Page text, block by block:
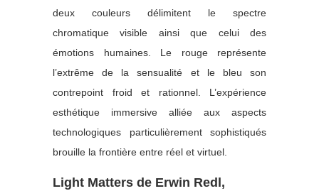
deux couleurs délimitent le spectre
chromatique visible ainsi que celui des
émotions humaines. Le rouge représente
l’extrême de la sensualité et le bleu son
contrepoint froid et rationnel. L’expérience
esthétique immersive alliée aux aspects
technologiques particulièrement sophistiqués
brouille la frontière entre réel et virtuel.
Light Matters de Erwin Redl,